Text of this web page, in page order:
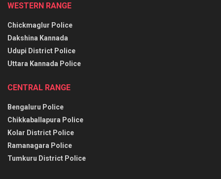
WESTERN RANGE
Chickmaglur Police
Dakshina Kannada
Udupi District Police
Uttara Kannada Police
CENTRAL RANGE
Bengaluru Police
Chikkaballapura Police
Kolar District Police
Ramanagara Police
Tumkuru District Police